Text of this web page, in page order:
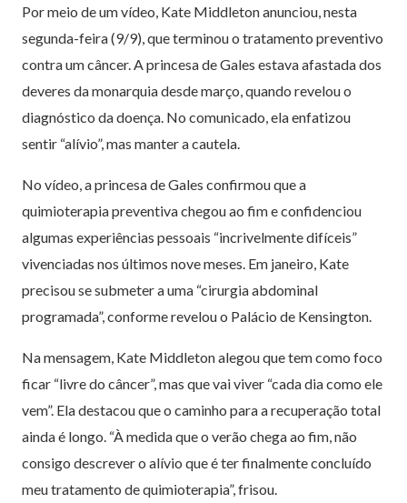
Por meio de um vídeo, Kate Middleton anunciou, nesta
segunda-feira (9/9), que terminou o tratamento preventivo
contra um câncer. A princesa de Gales estava afastada dos
deveres da monarquia desde março, quando revelou o
diagnóstico da doença. No comunicado, ela enfatizou
sentir “alívio”, mas manter a cautela.
No vídeo, a princesa de Gales confirmou que a
quimioterapia preventiva chegou ao fim e confidenciou
algumas experiências pessoais “incrivelmente difíceis”
vivenciadas nos últimos nove meses. Em janeiro, Kate
precisou se submeter a uma “cirurgia abdominal
programada”, conforme revelou o Palácio de Kensington.
Na mensagem, Kate Middleton alegou que tem como foco
ficar “livre do câncer”, mas que vai viver “cada dia como ele
vem”. Ela destacou que o caminho para a recuperação total
ainda é longo. “À medida que o verão chega ao fim, não
consigo descrever o alívio que é ter finalmente concluído
meu tratamento de quimioterapia”, frisou.